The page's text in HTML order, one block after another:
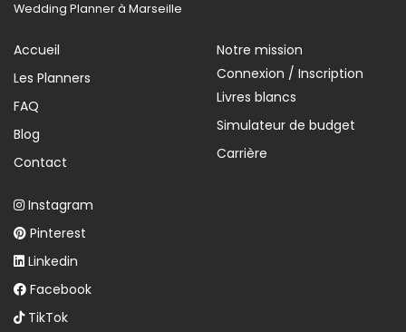
Wedding Planner à Marseille
Accueil
Les Planners
FAQ
Blog
Contact
Notre mission
Connexion / Inscription
Livres blancs
Simulateur de budget
Carrière
Instagram
Pinterest
Linkedin
Facebook
TikTok